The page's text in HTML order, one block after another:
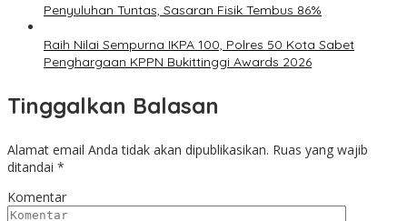
Penyuluhan Tuntas, Sasaran Fisik Tembus 86%
Raih Nilai Sempurna IKPA 100, Polres 50 Kota Sabet
Penghargaan KPPN Bukittinggi Awards 2026
Tinggalkan Balasan
Alamat email Anda tidak akan dipublikasikan. Ruas yang wajib
ditandai *
Komentar